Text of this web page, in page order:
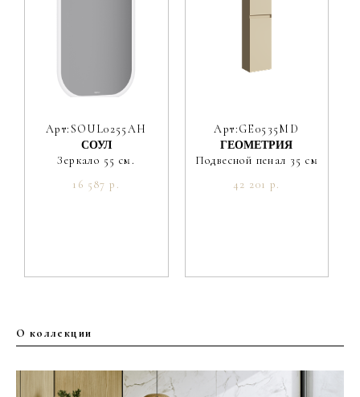
Арт:SOUL0255AH
СОУЛ
Зеркало 55 см.
16 587 р.
Арт:GE0535MD
ГЕОМЕТРИЯ
Подвесной пенал 35 см
42 201 р.
О коллекции